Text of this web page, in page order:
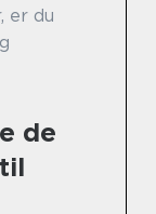
er du
de